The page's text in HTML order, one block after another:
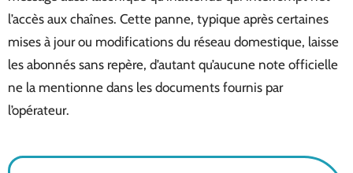
l’accès aux chaînes. Cette panne, typique après certaines
mises à jour ou modifications du réseau domestique, laisse
les abonnés sans repère, d’autant qu’aucune note officielle
ne la mentionne dans les documents fournis par
l’opérateur.